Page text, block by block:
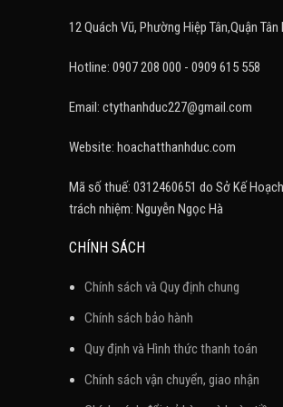
12 Quách Vũ, Phường Hiệp Tân,Quận
Hotline: 0907 208 000 - 0909 615 558
Email: ctythanhduc227@gmail.com
Website: hoachatthanhduc.com
Mã số thuế: 0312460651 do Sở Kế
trách nhiệm: Nguyễn Ngọc Hà
CHÍNH SÁCH
Chính sách và Quy định chung
Chính sách bảo hành
Quy định và Hình thức thanh toán
Chính sách vận chuyển, giao nhận